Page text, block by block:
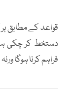
قواعد کے مطابق
دستخط کر چکی
فراہم کرنا ہوگا